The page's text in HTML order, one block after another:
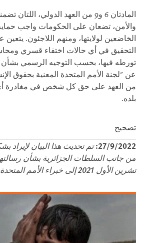
المادتان 6 و9 من العهد الدولي،
والأمن، تضعان على الحكومات واجب
الخاضعين لولايتها، ومنهم اللاجئون.
التحقيق في أي حالات اختفاء قسري
تورطه فيها، بحسب التوجيه الرسمي بشأن
من العهد على حق كل شخص في مغادرة أي
بلده.
تصحيح
27/9/2022: تم تحديث هذا البيان لإيراد
تشرين الأول 2021 إلى خبراء الأمم المتحدة.